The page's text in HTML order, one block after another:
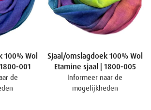
100% Wol
001
de
Sjaal/omslagdoek 100% Wol
Etamine sjaal | 1800-005
Informeer naar de
mogelijkheden